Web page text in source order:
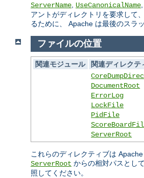
ServerName UseCanonicalName
アントがディレクトリを要求して
るために、 Apache は最後のスラ
ファイルの位置
関連モジュール
関連ディレクテ
DocumentRoot
ErrorLog
LockFile
PidFile
ServerRoot
これらのディレクティブは
ServerRoot からの相対パスとし
照してください。